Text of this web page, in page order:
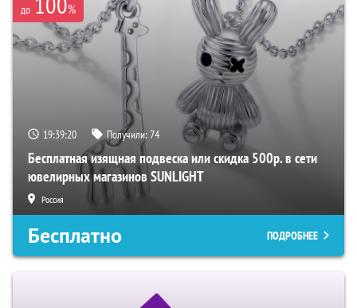
до %
19:39:19 Получили:74
Бесплатная изящная подвеска или скидка 500р. в сети
ювелирных магазинов SUNLIGHT
Россия
Бесплатно ПОДРОБНЕЕ